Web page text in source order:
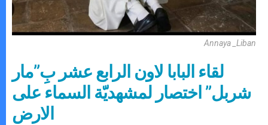
Annaya _Liban
لقاء البابا لاون الرابع عشر بِ”مار
شربل” اختصار لمشهديّة السماء على
الارض